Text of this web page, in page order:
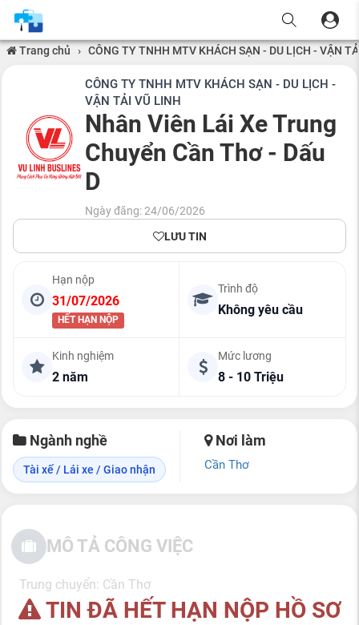
Trang chủ › CÔNG TY TNHH MTV KHÁCH SẠN - DU LỊCH - VẬN
CÔNG TY TNHH MTV KHÁCH SẠN - DU LỊCH -
VẬN TẢI VŨ LINH
Nhân Viên Lái Xe Trung
Chuyển Cần Thơ - Dấu
D
Ngày đăng: 24/06/2026
LƯU TIN
Hạn nộp
31/07/2026
HẾT HẠN NỘP
Trình độ
Không yêu cầu
Kinh nghiệm
2 năm
Mức lương
8 - 10 Triệu
Ngành nghề
Tài xế / Lái xe / Giao nhận
Nơi làm
Cần Thơ
TIN ĐÃ HẾT HẠN NỘP HỒ SƠ
MÔ TẢ CÔNG VIỆC
Trung chuyển: Cần Thơ